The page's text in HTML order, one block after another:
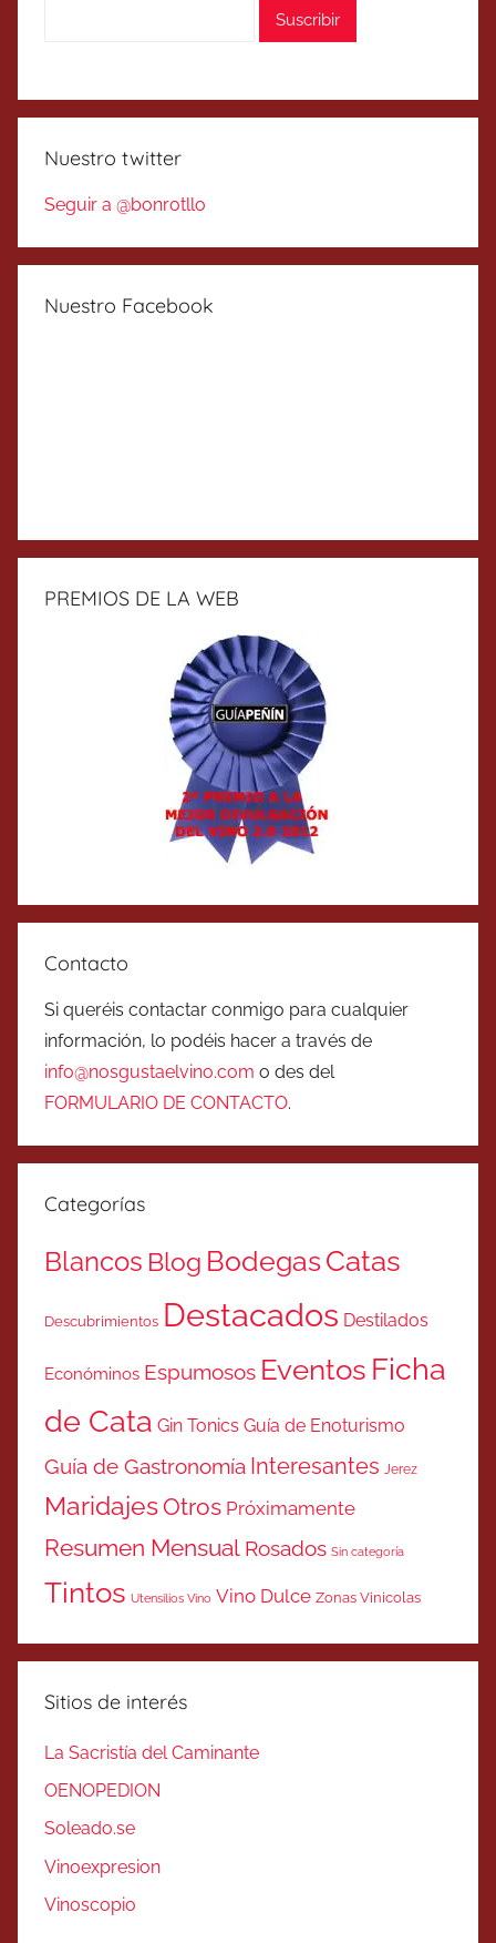
Nuestro twitter
Seguir a @bonrotllo
Nuestro Facebook
PREMIOS DE LA WEB
Contacto
Si queréis contactar conmigo para cualquier
información, lo podéis hacer a través de
info@nosgustaelvino.com o des del
FORMULARIO DE CONTACTO.
Categorías
Blancos Blog BodegasCatas
Descubrimientos Destacados Destilados
Económinos Espumosos Eventos Ficha
de Cata Gin Tonics Guía de Enoturismo
Guía de Gastronomía Interesantes Jerez
MaridajesOtros Próximamente
Resumen Mensual Rosados Sin categoría
Tintos Utensilios Vino Vino Dulce Zonas Vinicolas
Sitios de interés
La Sacristía del Caminante
OENOPEDION
Soleado.se
Vinoexpresion
Vinoscopio